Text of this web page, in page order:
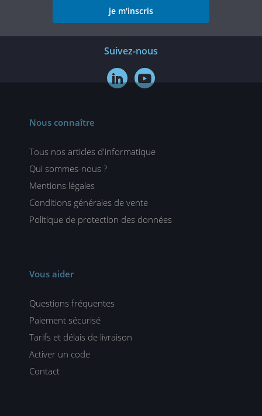
je m'inscris
Suivez-nous
 
Nous connaître
Tous nos articles d'informatique
Qui sommes-nous ?
Mentions légales
Conditions générales de vente
Politique de protection des données
Vous aider
Questions fréquentes
Paiement sécurisé
Tarifs et délais de livraison
Activer un code
Contact